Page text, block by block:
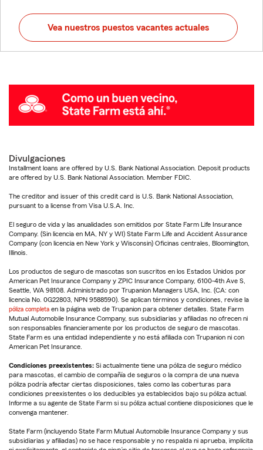
Vea nuestros puestos vacantes actuales
Divulgaciones
Installment loans are offered by U.S. Bank National Association. Deposit products
are offered by U.S. Bank National Association. Member FDIC.
The creditor and issuer of this credit card is U.S. Bank National Association,
pursuant to a license from Visa U.S.A. Inc.
El seguro de vida y las anualidades son emitidos por State Farm Life Insurance
Company. (Sin licencia en MA, NY y WI) State Farm Life and Accident Assurance
Company (con licencia en New York y Wisconsin) Oficinas centrales, Bloomington,
Illinois.
Los productos de seguro de mascotas son suscritos en los Estados Unidos por
American Pet Insurance Company y ZPIC Insurance Company, 6100-4th Ave S,
Seattle, WA 98108. Administrado por Trupanion Managers USA, Inc. (CA: con
licencia No. 0G22803, NPN 9588590). Se aplican términos y condiciones, revise la
póliza completa en la página web de Trupanion para obtener detalles. State Farm
Mutual Automobile Insurance Company, sus subsidiarias y afiliadas no ofrecen ni
son responsables financieramente por los productos de seguro de mascotas.
State Farm es una entidad independiente y no está afiliada con Trupanion ni con
American Pet Insurance.
Condiciones preexistentes: Si actualmente tiene una póliza de seguro médico
para mascotas, el cambio de compañía de seguros o la compra de una nueva
póliza podría afectar ciertas disposiciones, tales como las coberturas para
condiciones preexistentes o los deducibles ya establecidos bajo su póliza actual.
Informe a su agente de State Farm si su póliza actual contiene disposiciones que le
convenga mantener.
State Farm (incluyendo State Farm Mutual Automobile Insurance Company y sus
subsidiarias y afiliadas) no se hace responsable y no respalda ni aprueba, implícita